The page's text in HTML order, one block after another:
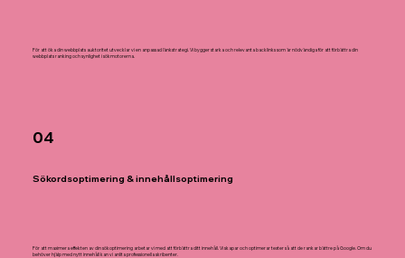
För att öka din webbplats auktoritet utvecklar vi en anpassad länkstrategi. Vi bygger starka och relevanta backlinks som är nödvändiga för att förbättra din
webbplats ranking och synlighet i sökmotorerna.
04
Sökordsoptimering & innehållsoptimering
För att maximera effekten av din sökoptimering arbetar vi med att förbättra ditt innehåll. Vi skapar och optimerar texter så att de rankar bättre på Google. Om du
behöver hjälp med nytt innehåll kan vi anlita professionella skribenter.